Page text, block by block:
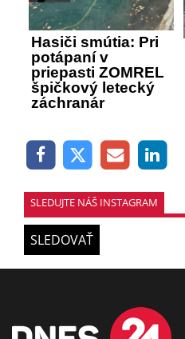
Hasiči smútia: Pri
potápaní v
priepasti ZOMREL
špičkový letecký
záchranár
SLEDUJTE NÁŠ INSTAGRAM
SLEDOVAŤ